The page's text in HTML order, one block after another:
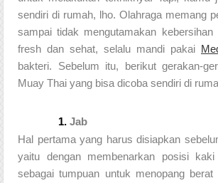
sendiri di rumah, lho. Olahraga memang
sampai tidak mengutamakan kebersihan
fresh dan sehat, selalu mandi pakai
bakteri. Sebelum itu, berikut gerakan-
Muay Thai yang bisa dicoba sendiri di
Jab
Hal pertama yang harus disiapkan
yaitu dengan membenarkan posisi
sebagai tumpuan untuk menopang berat